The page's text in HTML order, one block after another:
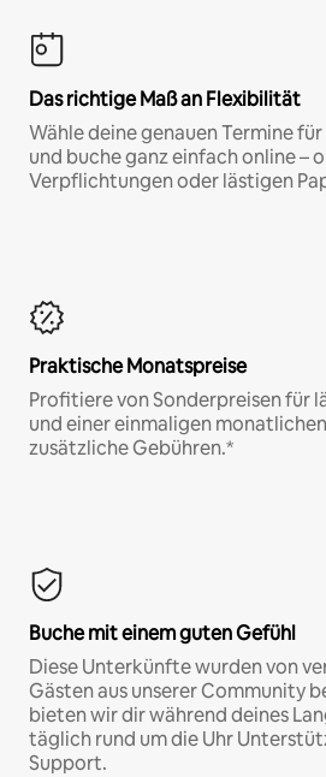
Das richtige Maß an Flexibilität
Wähle deine genauen Termine
und buche ganz einfach online –
Verpflichtungen oder lästigen
Praktische Monatspreise
Profitiere von Sonderpreisen für
und einer einmaligen
zusätzliche Gebühren.*
Buche mit einem guten Gefühl
Diese Unterkünfte wurden von
Gästen aus unserer Community
bieten wir dir während deines
täglich rund um die Uhr
Support.